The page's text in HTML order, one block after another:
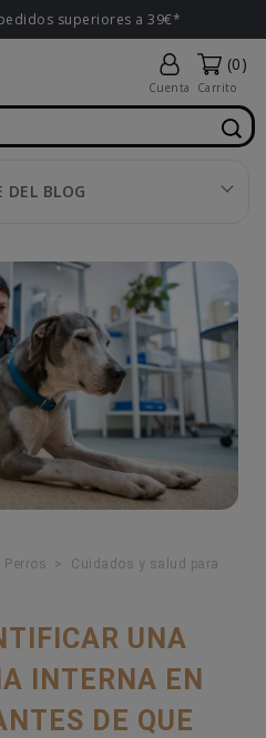
superiores a 39€*
Cuenta
(0)
Carrito
DEL BLOG
Perros
Cuidados y salud para
UNA
INTERNA EN
DE QUE